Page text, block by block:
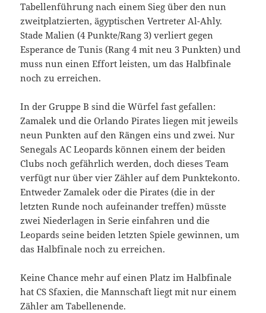
Tabellenführung nach einem Sieg über den nun
zweitplatzierten, ägyptischen Vertreter Al-Ahly.
Stade Malien (4 Punkte/Rang 3) verliert gegen
Esperance de Tunis (Rang 4 mit neu 3 Punkten) und
muss nun einen Effort leisten, um das Halbfinale
noch zu erreichen.
In der Gruppe B sind die Würfel fast gefallen:
Zamalek und die Orlando Pirates liegen mit jeweils
neun Punkten auf den Rängen eins und zwei. Nur
Senegals AC Leopards können einem der beiden
Clubs noch gefährlich werden, doch dieses Team
verfügt nur über vier Zähler auf dem Punktekonto.
Entweder Zamalek oder die Pirates (die in der
letzten Runde noch aufeinander treffen) müsste
zwei Niederlagen in Serie einfahren und die
Leopards seine beiden letzten Spiele gewinnen, um
das Halbfinale noch zu erreichen.
Keine Chance mehr auf einen Platz im Halbfinale
hat CS Sfaxien, die Mannschaft liegt mit nur einem
Zähler am Tabellenende.